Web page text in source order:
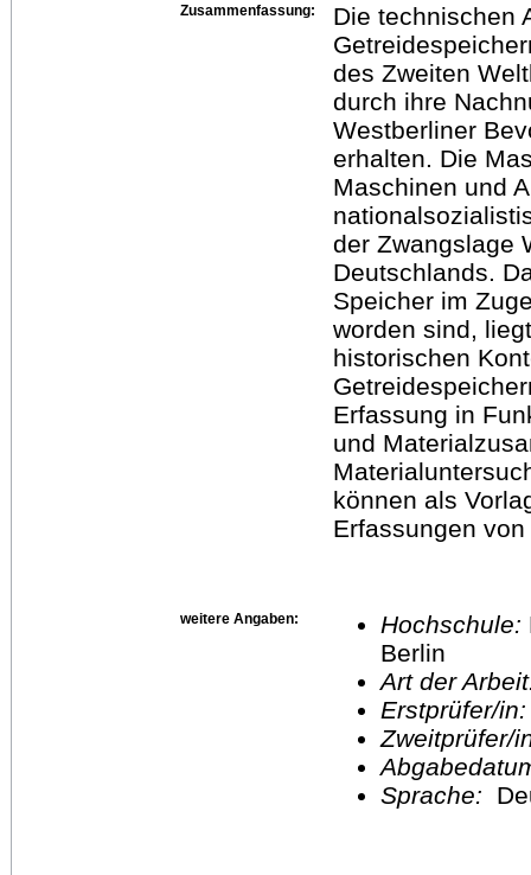
Zusammenfassung:
Die technischen
des Zweiten
durch ihre
Westberliner
erhalten. Die
Maschinen und
der Zwangslage
Deutschlands.
Speicher im
worden sind,
historischen
Erfassung in
und
können als
Erfassungen
weitere Angaben: Hochschule:
Berlin
Art der
Erstprüfer/
Sprache: